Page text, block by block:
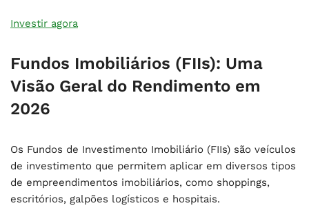
Investir agora
Fundos Imobiliários (FIIs): Uma
Visão Geral do Rendimento em
2026
Os Fundos de Investimento Imobiliário (FIIs) são veículos
de investimento que permitem aplicar em diversos tipos
de empreendimentos imobiliários, como shoppings,
escritórios, galpões logísticos e hospitais.